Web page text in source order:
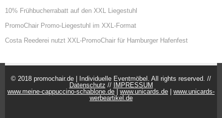
10% Frühbucherrabatt auf den XXL Liegestuhl
PromoChair Promo-Liegestuhl im XXL-Format
Costa Reederei nutzt XXL-PromoChair für Hamburger Hafenfest
© 2018 promochair.de | Individuelle Eventmöbel. All rights reserved. //
Datenschutz //
IMPRESSUM
www.meine-cappuccino-schablone.de
www.unicards.de
www.unicards-
werbeartikel.de